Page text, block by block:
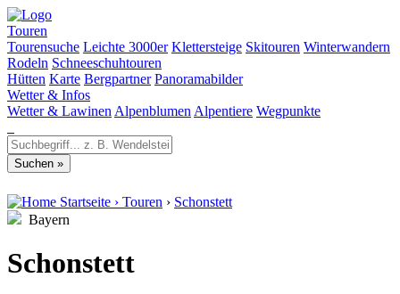
Touren
Tourensuche Leichte 3000er Klettersteige Skitouren Winterwandern
Rodeln Schneeschuhtouren
Hütten Karte Bergpartner Panoramabilder
Wetter & Infos
Wetter & Lawinen Alpenblumen Alpentiere Wegpunkte
Startseite › Touren › Schonstett
Bayern
Schonstett